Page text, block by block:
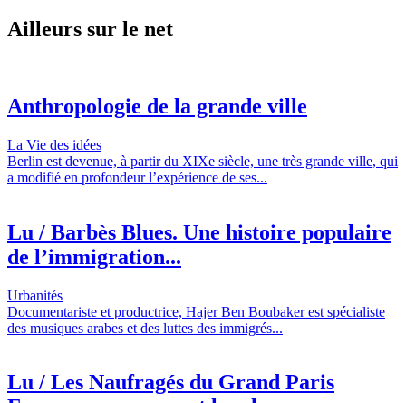
Ailleurs sur le net
Anthropologie de la grande ville
La Vie des idées
Berlin est devenue, à partir du XIXe siècle, une très grande ville, qui
a modifié en profondeur l’expérience de ses...
Lu / Barbès Blues. Une histoire populaire
de l’immigration...
Urbanités
Documentariste et productrice, Hajer Ben Boubaker est spécialiste
des musiques arabes et des luttes des immigrés...
Lu / Les Naufragés du Grand Paris